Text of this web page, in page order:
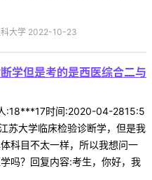
科大学 2022-10-23
学但是考的是西医综合二与
:18***17时间:2020-04-2815:5
苏大学临床检验诊断学，但是我
科目不太一样，所以我想问一
吗？回复内容:考生，你好，我